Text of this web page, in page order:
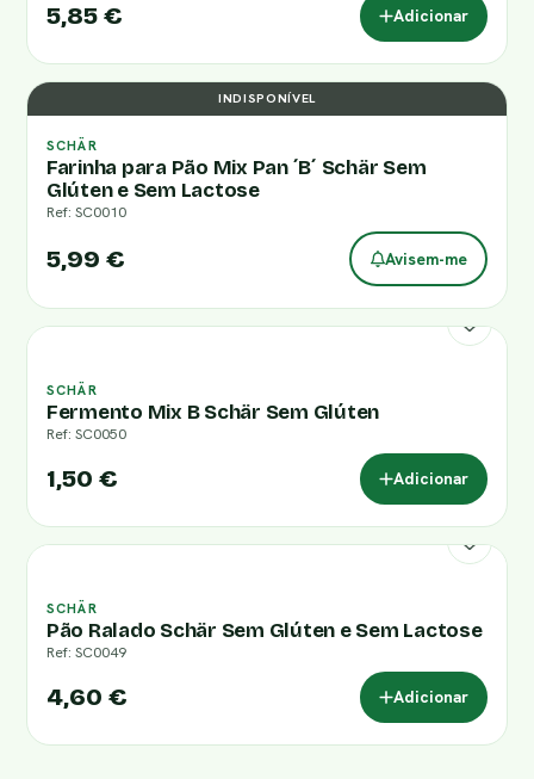
5,85 € Adicionar
INDISPONÍVEL
SCHÄR
Farinha para Pão Mix Pan ´B´ Schär Sem
Glúten e Sem Lactose
Ref: SC0010
5,99 € Avisem-me
SCHÄR
Fermento Mix B Schär Sem Glúten
Ref: SC0050
1,50 € Adicionar
SCHÄR
Pão Ralado Schär Sem Glúten e Sem Lactose
Ref: SC0049
4,60 € Adicionar